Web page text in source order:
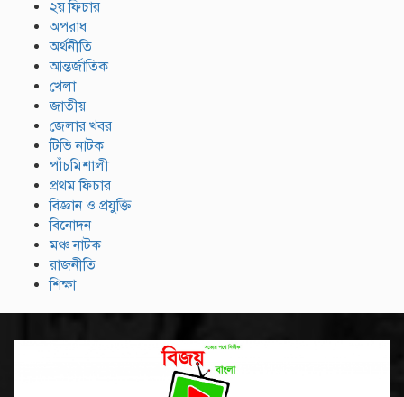
২য় ফিচার
অপরাধ
অর্থনীতি
আন্তর্জাতিক
খেলা
জাতীয়
জেলার খবর
টিভি নাটক
পাঁচমিশালী
প্রথম ফিচার
বিজ্ঞান ও প্রযুক্তি
বিনোদন
মঞ্চ নাটক
রাজনীতি
শিক্ষা